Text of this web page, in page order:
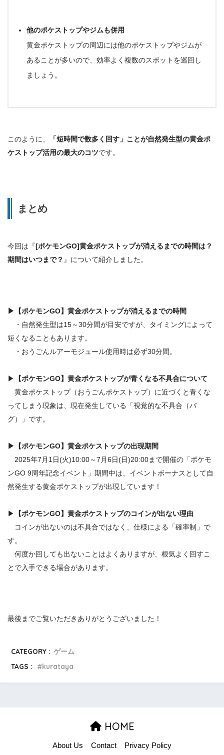
他のポケストップやジムも併用
黄金ポケストップの周辺には他のポケストップやジムが
あることが多いので、効率よく複数のスポットを巡回し
ましょう。
このように、
「短時間で数多く回す」ことが自然発生型の黄金ポ
ケストップ活用の最大のコツです。
まとめ
今回は『[ポケモンGO]黄金ポケストップが消えるまでの時間は？
期間はいつまで？ 』について紹介しました。
▶
【ポケモンGO】黄金ポケストップが消えるまでの時間
・自然発生型は15～30分間が目安ですが、タイミングによって
短くなることもあります。
・おうごんルアーモジュール使用時は必ず30分間。
▶ 【ポケモンGO】黄金ポケストップが青くなる不具合について
黄金ポケストップ（おうごんポケストップ）に近づくと青くな
ってしまう現象は、現在発生している「視覚的な不具合（バ
グ）」です。
▶ 【ポケモンGO】黄金ポケストップの出現期間
2025年7月1日(火)10:00～7月6日(日)20:00まで開催の「ポケモ
ンGO 9周年記念イベント」期間中は、イベントボーナスとして自
然発生する黄金ポケストップが出現しています！
▶ 【ポケモンGO】 黄金ポケストップのコインが出ない理由
コインが出ないのは不具合ではなく、仕様による「確率制」で
す。
何度か回しても出ないことはよくありますが、根気よく回すこ
とで入手できる場合があります。
最後までご覧いただきありがとうございました！
CATEGORY : ゲーム
TAGS :
kurataya
HOME
About Us Contact Privacy Policy